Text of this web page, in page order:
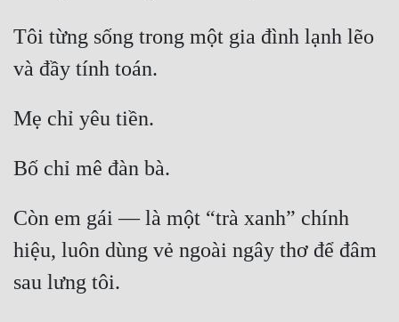
Tôi từng sống trong một gia đình lạnh lẽo
và đầy tính toán.
Mẹ chỉ yêu tiền.
Bố chỉ mê đàn bà.
Còn em gái — là một “trà xanh” chính
hiệu, luôn dùng vẻ ngoài ngây thơ để đâm
sau lưng tôi.